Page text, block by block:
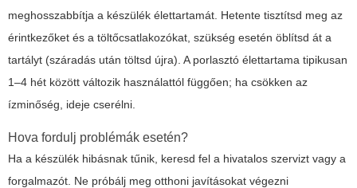
meghosszabbítja a készülék élettartamát. Hetente tisztítsd meg az
érintkezőket és a töltőcsatlakozókat, szükség esetén öblítsd át a
tartályt (száradás után töltsd újra). A porlasztó élettartama tipikusan
1–4 hét között változik használattól függően; ha csökken az
ízminőség, ideje cserélni.
Hova fordulj problémák esetén?
Ha a készülék hibásnak tűnik, keresd fel a hivatalos szervizt vagy a
forgalmazót. Ne próbálj meg otthoni javításokat végezni